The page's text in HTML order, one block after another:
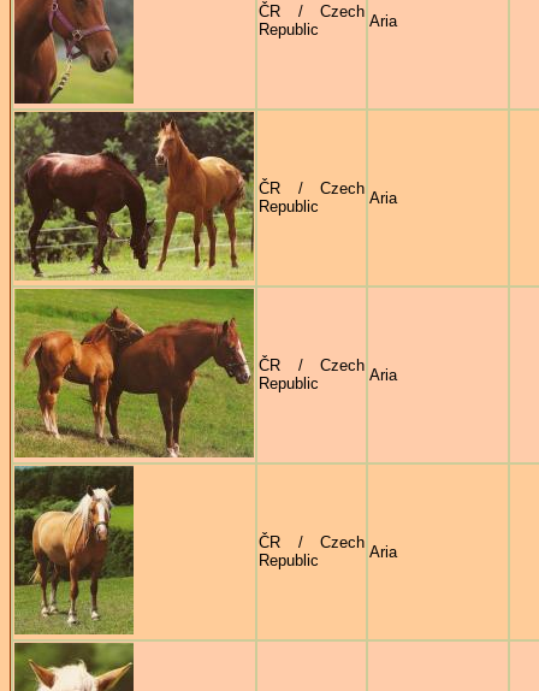
ČR / Czech
Republic
Aria
ČR / Czech
Republic
Aria
ČR / Czech
Republic
Aria
ČR / Czech
Republic
Aria